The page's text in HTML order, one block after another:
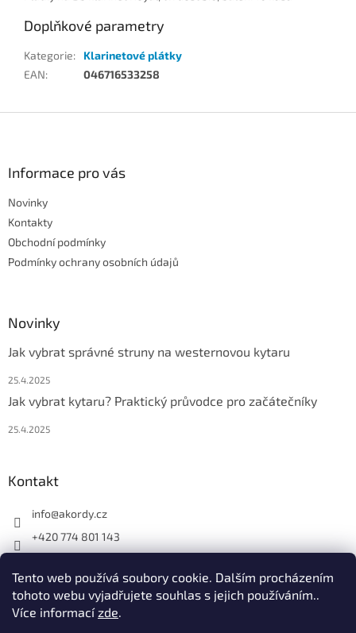
Tento web používá soubory cookie. Dalším procházením
tohoto webu vyjadřujete souhlas s jejich používáním..
Více informacízde.
Doplňkové parametry
Kategorie:
Klarinetové plátky
EAN: 046716533258
Informace pro vás
Novinky
Kontakty
Obchodní podmínky
Podmínky ochrany osobních údajů
Novinky
Jak vybrat správné struny na westernovou kytaru
25.4.2025
Jak vybrat kytaru? Praktický průvodce pro začátečníky
25.4.2025
Kontakt
info@akordy.cz
+420 774 801 143
akordy_cz